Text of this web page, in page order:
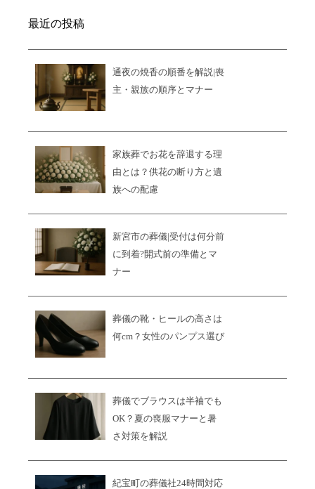
最近の投稿
通夜の焼香の順番を解説|喪
主・親族の順序とマナー
家族葬でお花を辞退する理
由とは？供花の断り方と遺
族への配慮
新宮市の葬儀|受付は何分前
に到着?開式前の準備とマ
ナー
葬儀の靴・ヒールの高さは
何cm？女性のパンプス選び
葬儀でブラウスは半袖でも
OK？夏の喪服マナーと暑
さ対策を解説
紀宝町の葬儀社24時間対応